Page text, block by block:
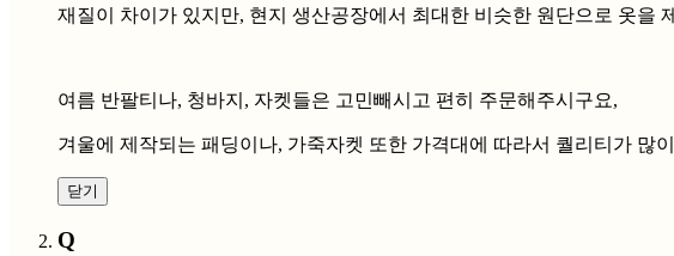
재질이 차이가 있지만, 현지 생산공장에서 최대한 비슷한 원단으로 옷을
여름 반팔티나, 청바지, 자켓들은 고민빼시고 편히 주문해주시구요,
겨울에 제작되는 패딩이나, 가죽자켓 또한 가격대에 따라서 퀄리티가 많
닫기
Q